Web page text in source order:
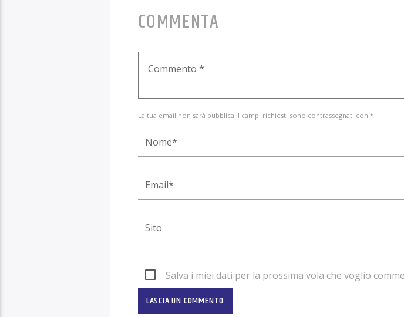
COMMENTA
La tua email non sarà pubblica. I campi richiesti sono contrassegnati con *
Salva i miei dati per la prossima vola che voglio